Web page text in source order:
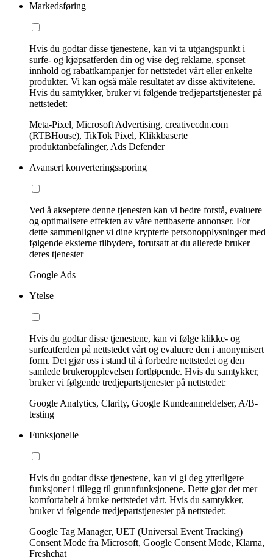
Markedsføring
Hvis du godtar disse tjenestene, kan vi ta utgangspunkt i
surfe- og kjøpsatferden din og vise deg reklame, sponset
innhold og rabattkampanjer for nettstedet vårt eller enkelte
produkter. Vi kan også måle resultatet av disse aktivitetene.
Hvis du samtykker, bruker vi følgende tredjepartstjenester på
nettstedet:
Meta-Pixel, Microsoft Advertising, creativecdn.com
(RTBHouse), TikTok Pixel, Klikkbaserte
produktanbefalinger, Ads Defender
Avansert konverteringssporing
Ved å akseptere denne tjenesten kan vi bedre forstå, evaluere
og optimalisere effekten av våre nettbaserte annonser. For
dette sammenligner vi dine krypterte personopplysninger med
følgende eksterne tilbydere, forutsatt at du allerede bruker
deres tjenester
Google Ads
Ytelse
Hvis du godtar disse tjenestene, kan vi følge klikke- og
surfeatferden på nettstedet vårt og evaluere den i anonymisert
form. Det gjør oss i stand til å forbedre nettstedet og den
samlede brukeropplevelsen fortløpende. Hvis du samtykker,
bruker vi følgende tredjepartstjenester på nettstedet:
Google Analytics, Clarity, Google Kundeanmeldelser, A/B-
testing
Funksjonelle
Hvis du godtar disse tjenestene, kan vi gi deg ytterligere
funksjoner i tillegg til grunnfunksjonene. Dette gjør det mer
komfortabelt å bruke nettstedet vårt. Hvis du samtykker,
bruker vi følgende tredjepartstjenester på nettstedet:
Google Tag Manager, UET (Universal Event Tracking)
Consent Mode fra Microsoft, Google Consent Mode, Klarna,
Freshchat